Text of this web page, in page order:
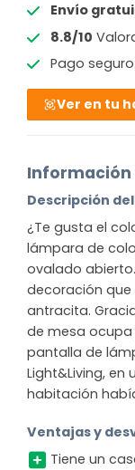
Envío
8.8/10
Pago
Ver en tu
Descripción
¿Te gusta el
lámpara de
ovalado
decoración
antracita.
de mesa ocupa
pantalla de
Light&Living,
habitación
Ventajas y
Tiene un